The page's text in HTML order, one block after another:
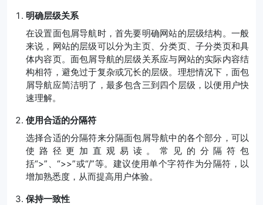
明确层级关系
在设置面包屑导航时，首先要明确网站的层级结构。一般
来说，网站的层级可以分为主页、分类页、子分类页和具
体内容页。面包屑导航的层级关系应与网站的实际内容结
构相符，避免过于复杂或冗长的层级。理想情况下，面包
屑导航应简洁明了，最多包含三到四个层级，以便用户快
速理解。
使用合适的分隔符
选择合适的分隔符来分隔面包屑导航中的各个部分，可以
使路径更加直观易读。常见的分隔符包
括“>”、“>>”或“/”等。建议使用单个字符作为分隔符，以
增加熟悉度，从而提高用户体验。
保持一致性